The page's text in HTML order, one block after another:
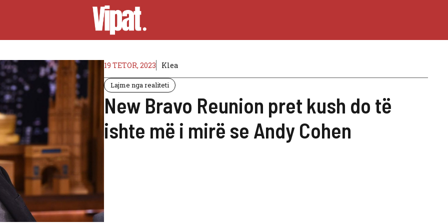
19 TETOR, 2023 Klea
Lajme nga realiteti
New Bravo Reunion pret kush do të
ishte më i mirë se Andy Cohen